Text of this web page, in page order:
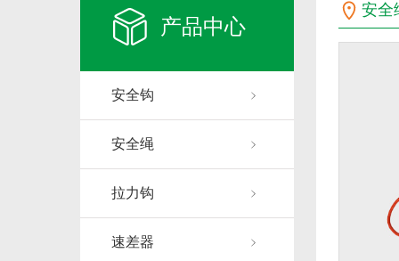
产品中心
安全钩
安全绳
拉力钩
速差器
安全